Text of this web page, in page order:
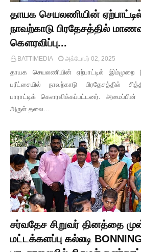
தாயக செயலணியின்
நாவற்காடு பிரதேசத்தில்
கௌரவிப்பு...
BATTIMEDIA அக்டோபர் 02, 2025
தாயக செயலணியின் ஏற்பாட்டில் இம்முறை
பரீட்சையில் நாவற்காடு பிரதேசத்தில்
பாராட்டிக் கௌரவிக்கப்பட்டனர். அமைப்பின்
அருள் தலை…
சர்வதேச சிறுவர் தினத்தை
மட்டக்களப்பு கல்லடி